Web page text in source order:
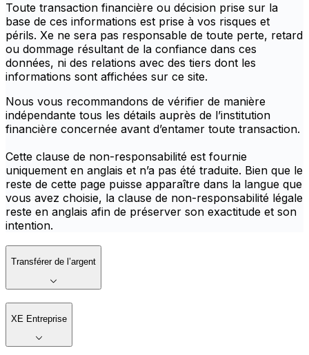
Toute transaction financière ou décision prise sur la
base de ces informations est prise à vos risques et
périls. Xe ne sera pas responsable de toute perte, retard
ou dommage résultant de la confiance dans ces
données, ni des relations avec des tiers dont les
informations sont affichées sur ce site.
Nous vous recommandons de vérifier de manière
indépendante tous les détails auprès de l’institution
financière concernée avant d’entamer toute transaction.
Cette clause de non-responsabilité est fournie
uniquement en anglais et n’a pas été traduite. Bien que le
reste de cette page puisse apparaître dans la langue que
vous avez choisie, la clause de non-responsabilité légale
reste en anglais afin de préserver son exactitude et son
intention.
Transférer de l’argent
XE Entreprise